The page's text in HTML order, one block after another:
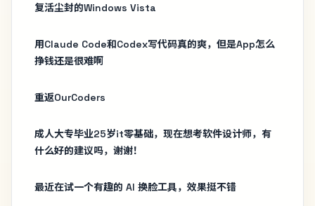
复活尘封的Windows Vista
用Claude Code和Codex写代码真的爽，但是App怎么
挣钱还是很难啊
重返OurCoders
成人大专毕业25岁it零基础，现在想考软件设计师，有
什么好的建议吗，谢谢！
最近在试一个有趣的 AI 换脸工具，效果挺不错